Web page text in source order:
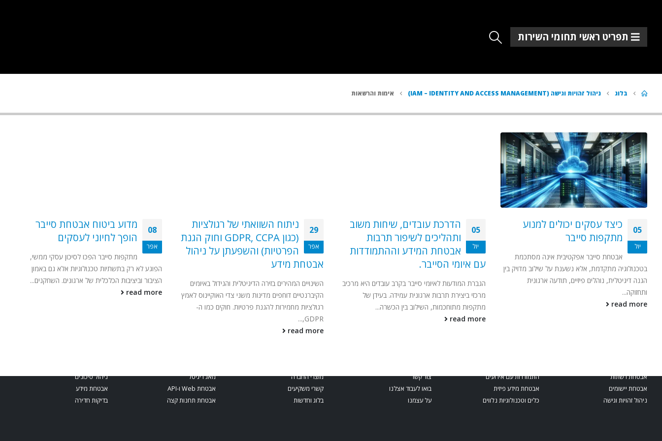
תפריט ראשי תחומי השירות
בלוג ניהול זהויות וגישה (IAM – IDENTITY AND ACCESS MANAGEMENT) אימות והרשאות
05
יול
כיצד עסקים יכולים למנוע
מתקפות סייבר
אבטחת סייבר אפקטיבית אינה מסתכמת
בטכנולוגיה מתקדמת, אלא נשענת על שילוב מדויק בין
הגנה דיגיטלית, נוהלים פיזיים, תודעה ארגונית
ותחזוקה...
read more
05
יול
הדרכת עובדים, שיחות משוב
ותהליכים לשיפור תרבות
אבטחת המידע וההתמודדות
עם איומי הסייבר.
הגברת המודעות לאיומי סייבר בקרב עובדים היא מרכיב
מרכזי ביצירת תרבות ארגונית עמידה. בעידן של
מתקפות מתוחכמות, השילוב בין הכשרה...
read more
29
אפר
ניתוח השוואתי של רגולציות
(כגון GDPR, CCPA וחוק הגנת
הפרטיות) והשפעתן על ניהול
אבטחת מידע
השינויים המהירים בזירה הדיגיטלית והגידול באיומים
הקיברנטיים דוחפים מדינות משני צדי האוקיינוס לאמץ
רגולציות מחמירות להגנת פרטיות. חוקים כמו ה-
GDPR,...
read more
08
אפר
מדוע ביטוח אבטחת סייבר
הופך לחיוני לעסקים
מתקפות סייבר הפכו לסיכון עסקי ממשי,
הפוגע לא רק בתשתיות טכנולוגיות אלא גם באמון
הציבור וביציבות הכלכלית של ארגונים. השחקנים...
read more
אבטחת רשתות
אבטחת יישומים
ניהול זהויות וגישה
התמודדות עם אירועים
אבטחת מידע פיזית
כלים וטכנולוגיות נלווים
צור קשר
בואו לעבוד אצלנו
על עצמנו
מוצרי החברה
קשרי משקיעים
בלוג וחדשות
מאג דיגיטל
אבטחת Web ו-API
אבטחת תחנות קצה
ניהול סיכונים
אבטחת מידע
בדיקות חדירה